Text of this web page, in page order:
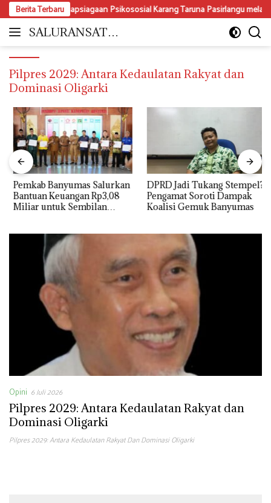
Langsung
ke
konten
Berita Terbaru
Kesiapsiagaan Psikososial Karang Taruna Pasirlangu melalui Dua
SALURANSATU.
Moderat
Pilpres 2029: Antara Kedaulatan Rakyat dan
Dominasi Oligarki
Pemkab Banyumas Salurkan
Bantuan Keuangan Rp3,08
Miliar untuk Sembilan
DPRD Jadi Tukang Stempel?
Pengamat Soroti Dampak
Koalisi Gemuk Banyumas
Opini 6 Juli 2026
Pilpres 2029: Antara Kedaulatan Rakyat dan
Dominasi Oligarki
Pilpres 2029: Antara Kedaulatan Rakyat Dan Dominasi Oligarki